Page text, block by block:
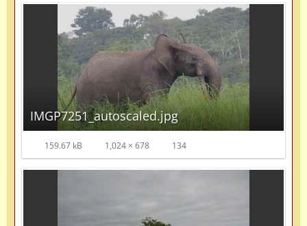
IMGP7251_autoscaled.jpg
159.67 kB 1,024 × 678 134